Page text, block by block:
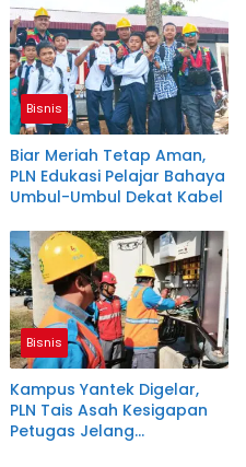
Bisnis
Biar Meriah Tetap Aman,
PLN Edukasi Pelajar Bahaya
Umbul-Umbul Dekat Kabel
Bisnis
Kampus Yantek Digelar,
PLN Tais Asah Kesigapan
Petugas Jelang